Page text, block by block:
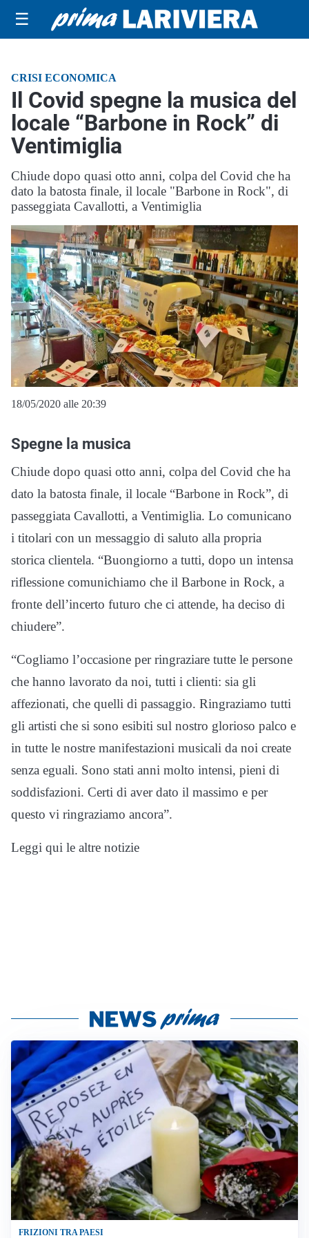
☰
CRISI ECONOMICA
Il Covid spegne la musica del
locale “Barbone in Rock” di
Ventimiglia
Chiude dopo quasi otto anni, colpa del Covid che ha
dato la batosta finale, il locale "Barbone in Rock", di
passeggiata Cavallotti, a Ventimiglia
18/05/2020 alle 20:39
Spegne la musica
Chiude dopo quasi otto anni, colpa del Covid che ha
dato la batosta finale, il locale “Barbone in Rock”, di
passeggiata Cavallotti, a Ventimiglia. Lo comunicano
i titolari con un messaggio di saluto alla propria
storica clientela. “Buongiorno a tutti, dopo un intensa
riflessione comunichiamo che il Barbone in Rock, a
fronte dell’incerto futuro che ci attende, ha deciso di
chiudere”.
“Cogliamo l’occasione per ringraziare tutte le persone
che hanno lavorato da noi, tutti i clienti: sia gli
affezionati, che quelli di passaggio. Ringraziamo tutti
gli artisti che si sono esibiti sul nostro glorioso palco e
in tutte le nostre manifestazioni musicali da noi create
senza eguali. Sono stati anni molto intensi, pieni di
soddisfazioni. Certi di aver dato il massimo e per
questo vi ringraziamo ancora”.
Leggi qui le altre notizie
FRIZIONI TRA PAESI